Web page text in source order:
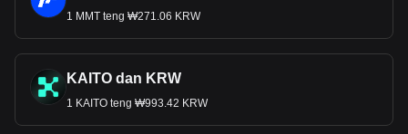
1 MMT teng ₩271.06 KRW
KAITO dan KRW
1 KAITO teng ₩993.42 KRW